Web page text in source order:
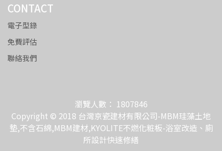
CONTACT
電子型錄
免費評估
聯絡我們
瀏覽人數： 1807846
Copyright © 2018 台灣京瓷建材有限公司-MBM珪藻土地
墊,不含石綿,MBM建材,KYOLITE不燃化粧板-浴室改造、廁
所設計快速修繕